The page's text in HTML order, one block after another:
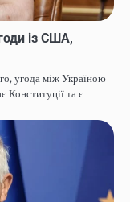
із США,
угода між Україною
Конституції та є